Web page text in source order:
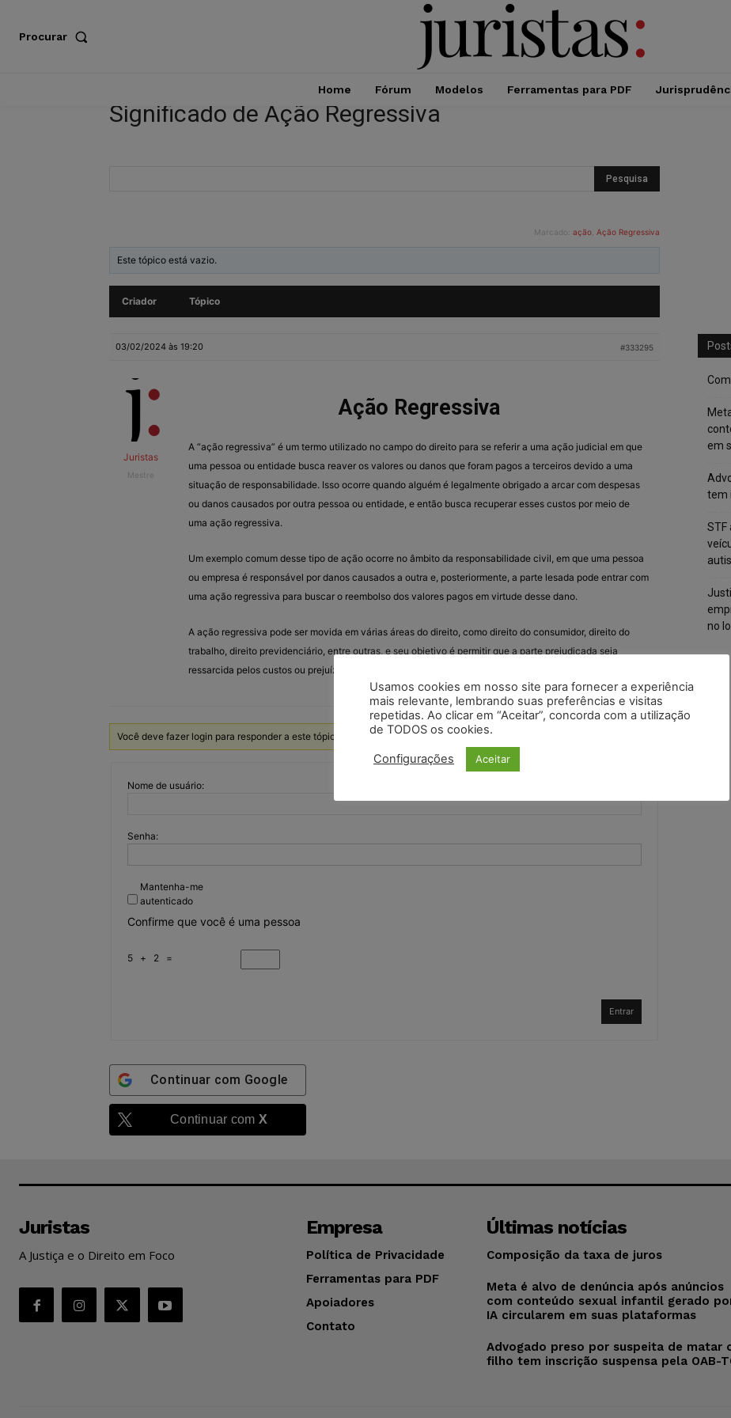
Procurar
Home Fórum Modelos Ferramentas para PDF
Significado de Ação Regressiva
Marcado: ação Ação Regressiva
Este tópico está vazio.
Criador Tópico
03/02/2024 às 19:20 #333295
Juristas
Mestre
Ação Regressiva
A “ação regressiva” é um termo utilizado no campo do direito para se referir a uma ação judicial em que
uma pessoa ou entidade busca reaver os valores ou danos que foram pagos a terceiros devido a uma
situação de responsabilidade. Isso ocorre quando alguém é legalmente obrigado a arcar com despesas
ou danos causados por outra pessoa ou entidade, e então busca recuperar esses custos por meio de
uma ação regressiva.
Um exemplo comum desse tipo de ação ocorre no âmbito da responsabilidade civil, em que uma pessoa
ou empresa é responsável por danos causados a outra e, posteriormente, a parte lesada pode entrar com
uma ação regressiva para buscar o reembolso dos valores pagos em virtude desse dano.
A ação regressiva pode ser movida em várias áreas do direito, como direito do consumidor, direito do
trabalho, direito previdenciário, entre outras, e seu objetivo é permitir que a parte prejudicada seja
ressarcida pelos custos ou prejuízos que teve que suportar devido à ação ou omissão de terceiros.
Você deve fazer login para responder a este tópico.
Nome de usuário:
Senha:
Mantenha-me
autenticado
Confirme que você é uma pessoa
5 + 2 =
Entrar
Continuar com Google
Continuar com X
em
tem
STF
no
Juristas
A Justiça e o Direito em Foco
Empresa
Política de Privacidade
Ferramentas para PDF
Apoiadores
Contato
Últimas notícias
Composição da taxa de juros
Meta é alvo de denúncia após anúncios
com conteúdo sexual infantil gerado
IA circularem em suas plataformas
Advogado preso por suspeita de matar
filho tem inscrição suspensa pela OAB-
Usamos cookies em nosso site para fornecer a experiência
mais relevante, lembrando suas preferências e visitas
repetidas. Ao clicar em “Aceitar”, concorda com a utilização
de TODOS os cookies.
Configurações Aceitar